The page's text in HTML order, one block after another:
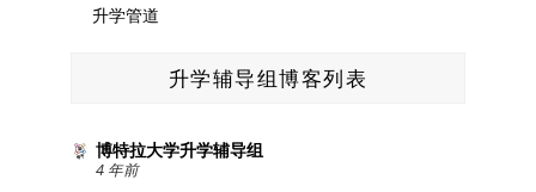
升学管道
升学辅导组博客列表
博特拉大学升学辅导组
4 年前